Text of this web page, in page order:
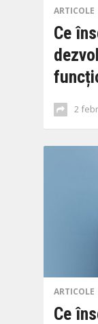
ARTICOLE
Ce
2
ARTICOLE
Ce